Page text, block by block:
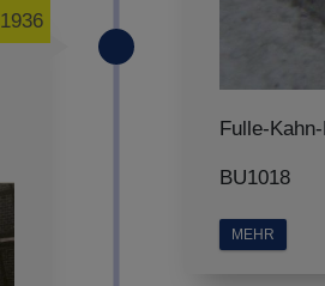
Fulle-
BU1018
MEHR
1936